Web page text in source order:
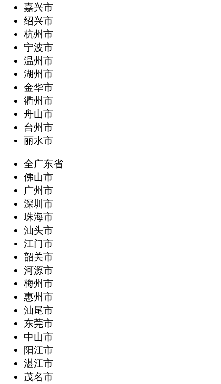
嘉兴市
绍兴市
杭州市
宁波市
温州市
湖州市
金华市
衢州市
舟山市
台州市
丽水市
全广东省
‌佛山市
广州市
深圳市
珠海市
汕头市
江门市
韶关市
河源市
梅州市
惠州市
汕尾市
东莞市
中山市
阳江市
湛江市
茂名市